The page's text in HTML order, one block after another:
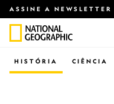
ASSINE A NEWSLETTER
CIÊNCIA
HISTÓRIA